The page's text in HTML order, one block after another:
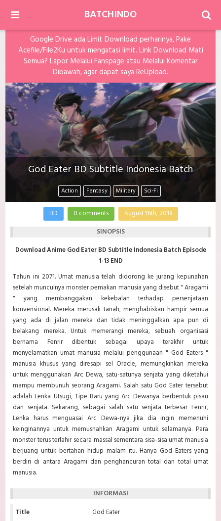
BATCHINDO
Google Drive ada Limit Download perharinya, Pake
Acefile/File2Ku untuk mengatasi limit. Link Download Mati
Semua? Lapor Melalui Fanspage atau Melalui Komentar
Dibawah, agar dapat saya ReUpload.
God Eater BD Subtitle Indonesia Batch
Action Fantasy Military Sci-Fi
BD 0 comments August 16th, 2019
SINOPSIS
Download Anime God Eater BD Subtitle Indonesia Batch Episode
1-13 END
Tahun ini 2071. Umat manusia telah didorong ke jurang kepunahan
setelah munculnya monster pemakan manusia yang disebut " Aragami
" yang membanggakan kekebalan terhadap persenjataan
konvensional. Mereka merusak tanah, menghabiskan hampir semua
yang ada di jalan mereka dan tidak meninggalkan apa pun di
belakang mereka. Untuk memerangi mereka, sebuah organisasi
bernama Fenrir dibentuk sebagai upaya terakhir untuk
menyelamatkan umat manusia melalui penggunaan " God Eaters "
manusia khusus yang diresapi sel Oracle, memungkinkan mereka
untuk menggunakan Arc Dewa, satu-satunya senjata yang diketahui
mampu membunuh seorang Aragami. Salah satu God Eater tersebut
adalah Lenka Utsugi, Tipe Baru yang Arc Dewanya berbentuk pisau
dan senjata. Sekarang, sebagai salah satu senjata terbesar Fenrir,
Lenka harus menguasai Arc Dewa-nya jika dia ingin memenuhi
keinginannya untuk memusnahkan Aragami untuk selamanya. Para
monster terus terlahir secara massal sementara sisa-sisa umat manusia
berjuang untuk bertahan hidup malam itu. Hanya God Eaters yang
berdiri di antara Aragami dan penghancuran total dan total umat
manusia.
INFORMASI
Title
: God Eater